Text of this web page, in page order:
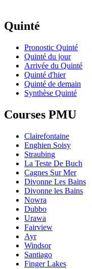
Quinté
Pronostic Quinté
Quinté du jour
Arrivée du Quinté
Quinté d'hier
Quinté de demain
Synthèse Quinté
Courses PMU
Clairefontaine
Enghien Soisy
Straubing
La Teste De Buch
Cagnes Sur Mer
Divonne Les Bains
Divonne les Bains
Nowra
Dubbo
Urawa
Fairview
Ayr
Windsor
Santiago
Finger Lakes